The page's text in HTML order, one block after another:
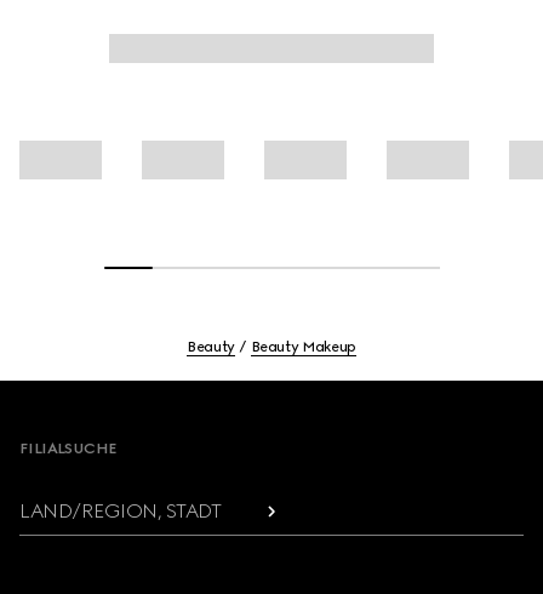
Beauty Beauty Makeup
FILIALSUCHE
LAND/REGION, STADT